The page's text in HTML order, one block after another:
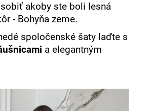
akoby ste boli lesná
- Bohyňa zeme.
spoločenské šaty laďte s
a elegantným